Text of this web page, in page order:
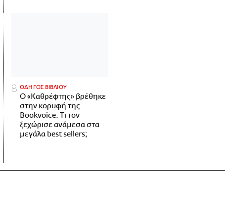
ΟΔΗΓΟΣ ΒΙΒΛΙΟΥ
Ο «Καθρέφτης» βρέθηκε
στην κορυφή της
Bookvoice. Τι τον
ξεχώρισε ανάμεσα στα
μεγάλα best sellers;